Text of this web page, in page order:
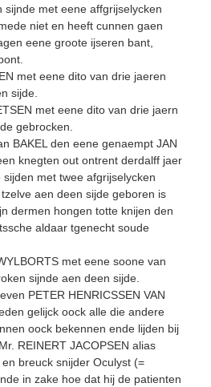
sijnde met eene affgrijselycken
niet en heeft cunnen gaen
eene groote ijseren bant,
met eene dito van drie jaeren
sijde.
met eene dito van drie jaern
gebrocken.
BAKEL den eene genaempt JAN
knegten out ontrent derdalff jaer
met twee afgrijselycken
aen deen sijde geboren is
dermen hongen totte knijen den
aldaar tgenecht soude
met eene soone van
sijnde aen deen sijde.
PETER HENRICSSEN VAN
gelijck oock alle die andere
oock bekennen ende lijden bij
REINERT JACOPSEN alias
breuck snijder Oculyst (=
in zake hoe dat hij de patienten